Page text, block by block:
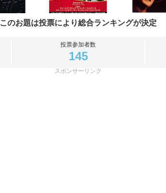
このお題は投票により総合ランキングが決定
投票参加者数
145
スポンサーリンク